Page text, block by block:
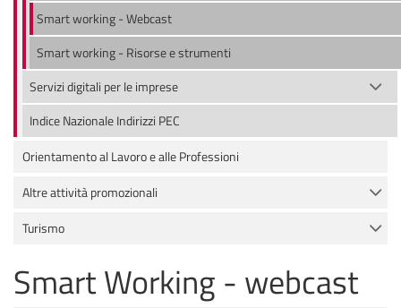
Smart working - Webcast
Smart working - Risorse e strumenti
Servizi digitali per le imprese
Indice Nazionale Indirizzi PEC
Orientamento al Lavoro e alle Professioni
Altre attività promozionali
Turismo
Smart Working - webcast